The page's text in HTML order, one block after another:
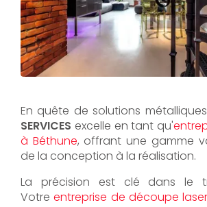
En quête de solutions
SERVICES excelle en tant qu'
à Béthune, offrant une gamme
de la conception à la réalisation.
La précision est clé dans le
Votreentreprise de découpe